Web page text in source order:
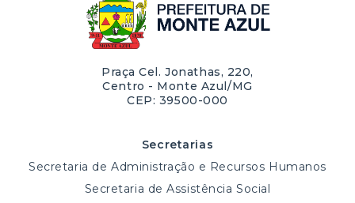
Praça Cel. Jonathas, 220,
Centro - Monte Azul/MG
CEP: 39500-000
Secretarias
Secretaria de Administração e Recursos Humanos
Secretaria de Assistência Social